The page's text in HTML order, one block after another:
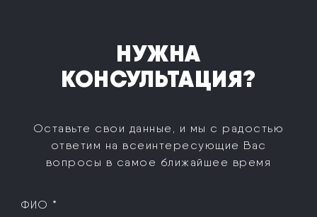
НУЖНА
КОНСУЛЬТАЦИЯ?
Оставьте свои данные, и мы с радостью
ответим на все интересующие Вас
вопросы в самое ближайшее время
ФИО *